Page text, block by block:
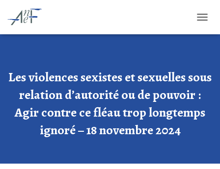
U
/
M
N
Les violences sexistes et sexuelles sous
relation d’autorité ou de pouvoir :
Agir contre ce fléau trop longtemps
ignoré – 18 novembre 2024